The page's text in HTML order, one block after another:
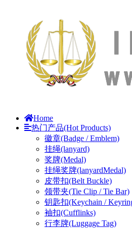
Home
热门产品(Hot Products)
徽章(Badge / Emblem)
挂绳(lanyard)
奖牌(Medal)
挂绳奖牌(lanyardMedal)
皮带扣(Belt Buckle)
领带夹(Tie Clip / Tie Bar)
钥匙扣(Keychain /
袖扣(Cufflinks)
行李牌(Luggage Tag)